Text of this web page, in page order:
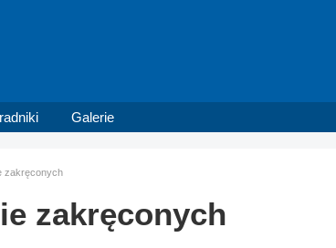
Galerie
zakręconych
zakręconych